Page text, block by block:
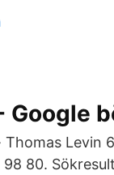
Google
Levin
98 80.